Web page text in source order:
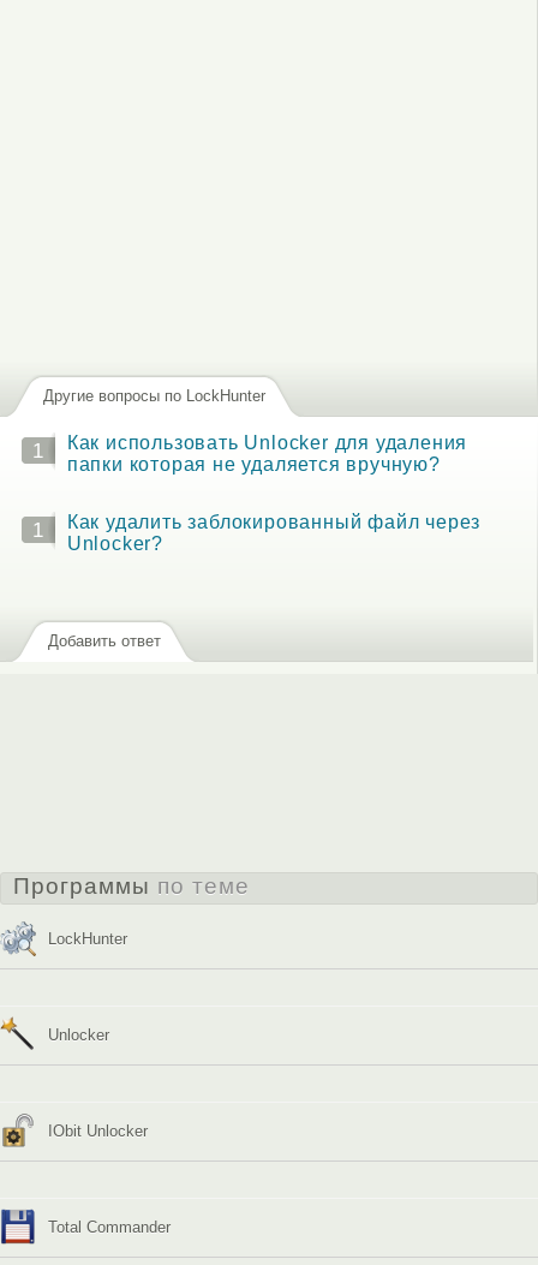
Другие вопросы по LockHunter
1
Как использовать Unlocker для удаления
папки которая не удаляется вручную?
1
Как удалить заблокированный файл через
Unlocker?
Добавить ответ
Программы по теме
LockHunter
Unlocker
IObit Unlocker
Total Commander